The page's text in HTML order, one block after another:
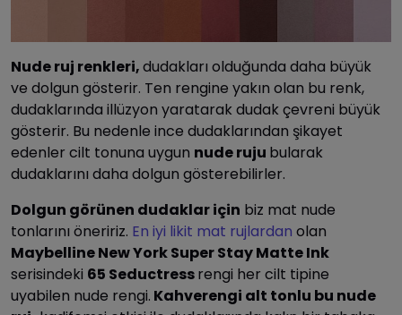
Nude ruj renkleri,dudakları olduğunda daha büyük
ve dolgun gösterir. Ten rengine yakın olan bu renk,
dudaklarında illüzyon yaratarak dudak çevreni büyük
gösterir. Bu nedenle ince dudaklarından şikayet
edenler cilt tonuna uygun nude ruju bularak
dudaklarını daha dolgun gösterebilirler.
Dolgun görünen dudaklar için biz mat nude
tonlarını öneririz. En iyi likit mat rujlardan olan
Maybelline New York Super Stay Matte Ink
serisindeki 65 Seductressrengi her cilt tipine
uyabilen nude rengi. Kahverengi alt tonlu bu nude